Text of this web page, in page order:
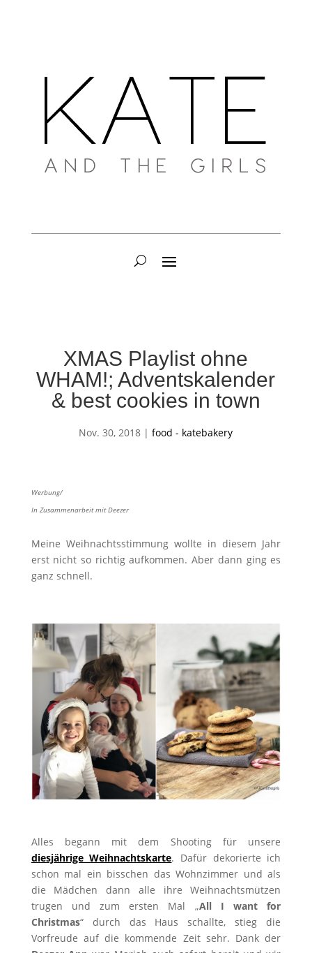
XMAS Playlist ohne
WHAM!; Adventskalender
& best cookies in town
Nov. 30, 2018 |food - katebakery
Werbung/
In Zusammenarbeit mit Deezer
Meine Weihnachtsstimmung wollte in diesem Jahr
erst nicht so richtig aufkommen. Aber dann ging es
ganz schnell.
Alles begann mit dem Shooting für unsere
diesjährige Weihnachtskarte. Dafür dekorierte ich
schon mal ein bisschen das Wohnzimmer und als
die Mädchen dann alle ihre Weihnachtsmützen
trugen und zum ersten Mal „All I want for
Christmas“ durch das Haus schallte, stieg die
Vorfreude auf die kommende Zeit sehr. Dank der